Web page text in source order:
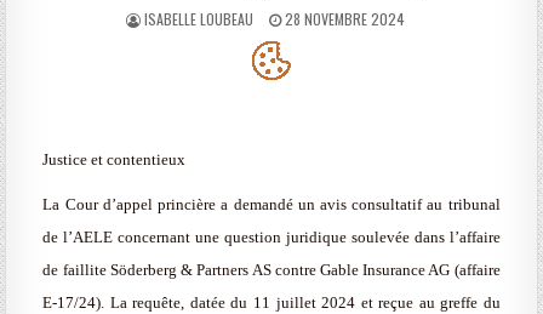
AUTHOR:
ISABELLE LOUBEAU
PUBLISHED
28 NOVEMBRE 2024
Justice et contentieux
La Cour d’appel princière a demandé un avis consultatif au tribunal
de l’AELE concernant une question juridique soulevée dans l’affaire
de faillite Söderberg & Partners AS contre Gable Insurance AG (affaire
E-17/24). La requête, datée du 11 juillet 2024 et reçue au greffe du